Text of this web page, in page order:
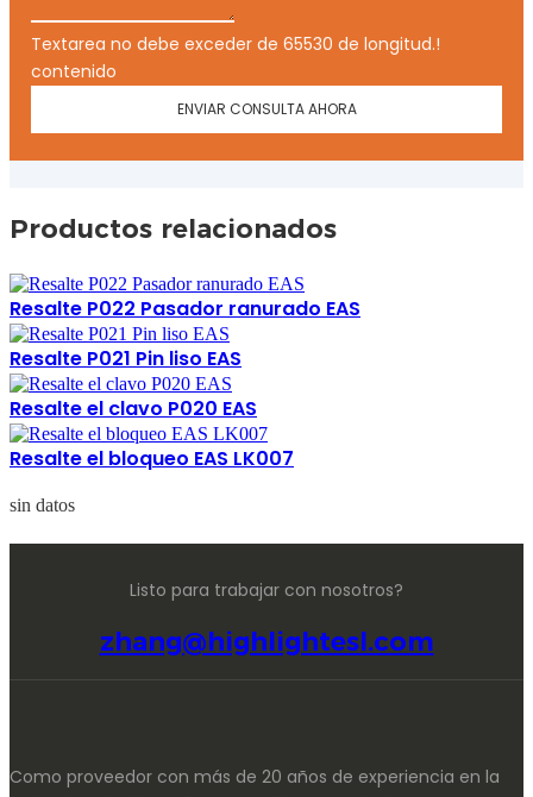
Textarea no debe exceder de 65530 de longitud.!
contenido
ENVIAR CONSULTA AHORA
Productos relacionados
Resalte P022 Pasador ranurado EAS
Resalte P021 Pin liso EAS
Resalte el clavo P020 EAS
Resalte el bloqueo EAS LK007
sin datos
Listo para trabajar con nosotros?
zhang@highlightesl.com
Como proveedor con más de 20 años de experiencia en la